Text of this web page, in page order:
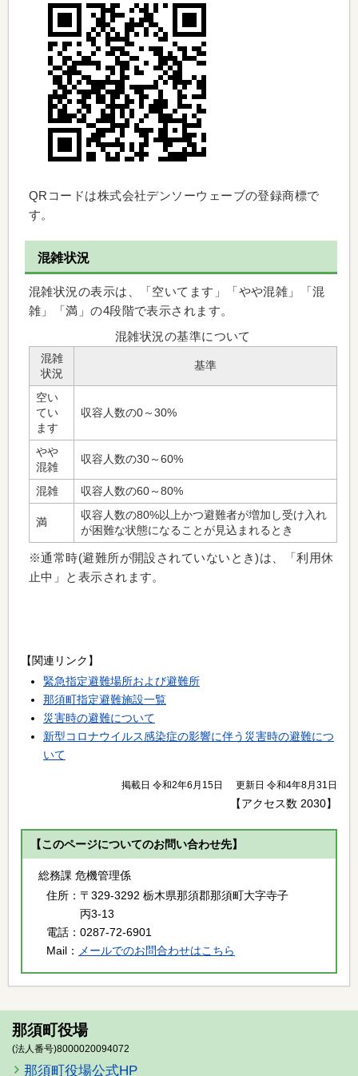
QRコードは株式会社デンソーウェーブの登録商標で
す。
混雑状況
混雑状況の表示は、「空いてます」「やや混雑」「混
雑」「満」の4段階で表示されます。
混雑状況の基準について
混雑
状況
基準
空い
てい
ます
収容人数の0～30%
やや
混雑
収容人数の30～60%
混雑 収容人数の60～80%
満
収容人数の80%以上かつ避難者が増加し受け入れ
が困難な状態になることが見込まれるとき
※通常時(避難所が開設されていないとき)は、「利用休
止中」と表示されます。
【関連リンク】
緊急指定避難場所および避難所
那須町指定避難施設一覧
災害時の避難について
新型コロナウイルス感染症の影響に伴う災害時の避難につ
いて
掲載日 令和2年6月15日 更新日 令和4年8月31日
【アクセス数 2030】
【このページについてのお問い合わせ先】
総務課 危機管理係
住所： 〒329-3292 栃木県那須郡那須町大字寺子
丙3-13
電話： 0287-72-6901
Mail： メールでのお問合わせはこちら
那須町役場
(法人番号)8000020094072
那須町役場公式HP